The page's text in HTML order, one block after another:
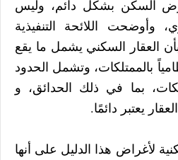
السكن بشكل دائم، وليس
وأوضحت اللائحة التنفيذية
العقار السكني يشمل ما يقع
بالممتلكات، وتشمل الحدود
بما في ذلك الحدائق، و
يعتبر دائمًا.
لأغراض هذا الدليل على أنها